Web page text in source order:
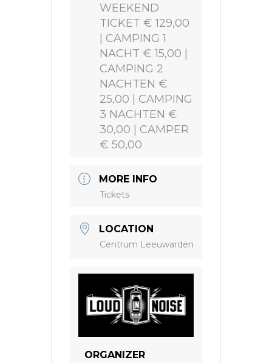
WEEKEND
TICKET € 129,00
| CAMPING 1
NACHT € 15,00 |
CAMPING 2
NACHTEN €
25,00 | CAMPING
3 NACHTEN €
30,00 | CAMPER
€ 50,00
MORE INFO
Tickets
LOCATION
Centrum Leeuwarden
ORGANIZER